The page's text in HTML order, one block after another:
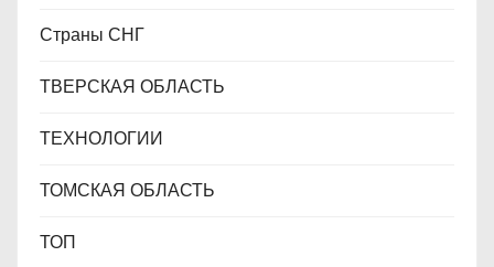
Страны СНГ
ТВЕРСКАЯ ОБЛАСТЬ
ТЕХНОЛОГИИ
ТОМСКАЯ ОБЛАСТЬ
ТОП